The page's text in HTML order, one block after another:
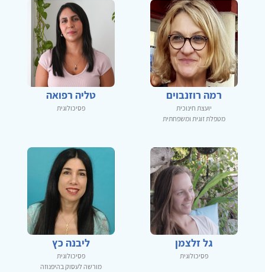
רמה רוזנבוים
יועצת חינוכית
מטפלת זוגית ומשפחתית
טליה רפואה
פסיכולוגית
גל זלצמן
פסיכולוגית
ליבנה כץ
פסיכולוגית
מורשה לעסוק בהיפנוזה